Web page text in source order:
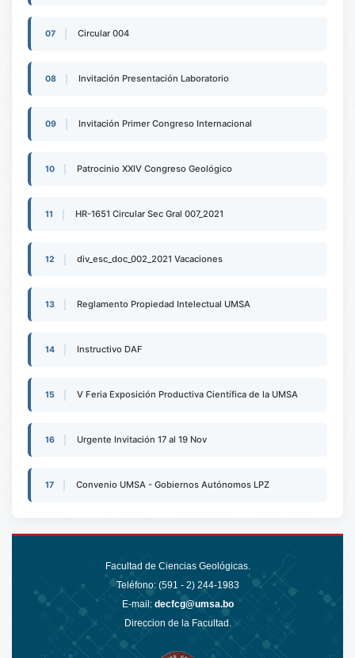
07 Circular 004
08 Invitación Presentación Laboratorio
09 Invitación Primer Congreso Internacional
10 Patrocinio XXIV Congreso Geológico
11 HR-1651 Circular Sec Gral 007_2021
12 div_esc_doc_002_2021 Vacaciones
13 Reglamento Propiedad Intelectual UMSA
14 Instructivo DAF
15 V Feria Exposición Productiva Científica de la UMSA
16 Urgente Invitación 17 al 19 Nov
17 Convenio UMSA - Gobiernos Autónomos LPZ
Facultad de Ciencias Geológicas.
Teléfono: (591 - 2) 244-1983
E-mail: decfcg@umsa.bo
Direccion de la Facultad.